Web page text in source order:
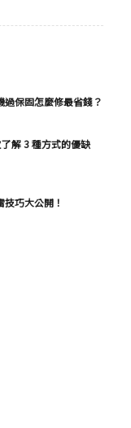
保固怎麼修最省錢？
解 3 種方式的優缺
巧大公開！